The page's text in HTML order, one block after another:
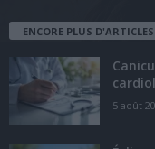
ENCORE PLUS D'ARTICLES
5 août